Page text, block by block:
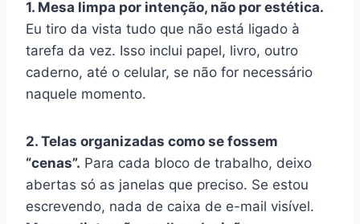
1. Mesa limpa por intenção, não por estética.
Eu tiro da vista tudo que não está ligado à
tarefa da vez. Isso inclui papel, livro, outro
caderno, até o celular, se não for necessário
naquele momento.
2. Telas organizadas como se fossem
“cenas”. Para cada bloco de trabalho, deixo
abertas só as janelas que preciso. Se estou
escrevendo, nada de caixa de e-mail visível.